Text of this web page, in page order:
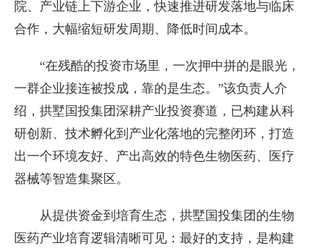
院、产业链上下游企业，快速推进研发落地与临床
合作，大幅缩短研发周期、降低时间成本。
“在残酷的投资市场里，一次押中拼的是眼光，
一群企业接连被投成，靠的是生态。”该负责人介
绍，拱墅国投集团深耕产业投资赛道，已构建从科
研创新、技术孵化到产业化落地的完整闭环，打造
出一个环境友好、产出高效的特色生物医药、医疗
器械等智造集聚区。
从提供资金到培育生态，拱墅国投集团的生物
医药产业培育逻辑清晰可见：最好的支持，是构建